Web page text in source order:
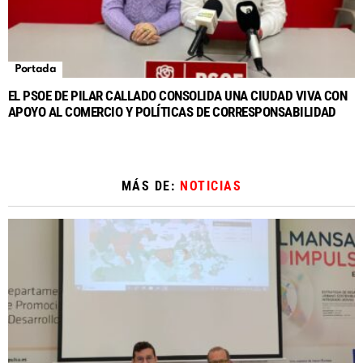
Portada
EL PSOE DE PILAR CALLADO CONSOLIDA UNA CIUDAD VIVA CON
APOYO AL COMERCIO Y POLÍTICAS DE CORRESPONSABILIDAD
MÁS DE: NOTICIAS